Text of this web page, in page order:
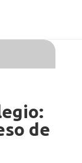
de